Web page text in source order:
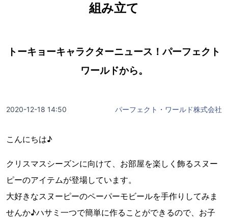
組み立て
トーキョーキャラクターニュース！パーフェクト
ワールドから。
2020-12-18 14:50 パーフェクト・ワールド株式会社
こんにちは♪
クリスマスシーズンに向けて、お部屋を楽しく飾るスヌー
ピーのアイテムが登場しています。
大好きなスヌーピーのペーパーモビールを手作りしてみま
せんか♪ハサミ一つで簡単に作ることができるので、お子